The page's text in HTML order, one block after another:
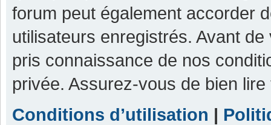
forum peut également accorder
utilisateurs enregistrés. Avant
pris connaissance de nos
privée. Assurez-vous de bien
Conditions d’utilisation |